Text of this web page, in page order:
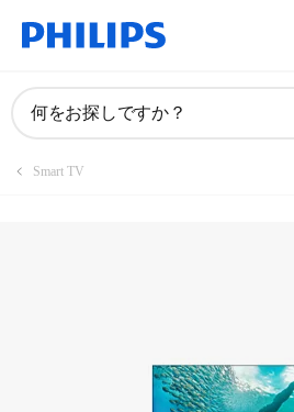
何をお探しですか？
Smart TV